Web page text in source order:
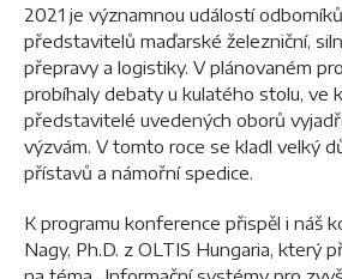
2021 je významnou událostí
představitelů maďarské železniční,
přepravy a logistiky. V plánovaném
probíhaly debaty u kulatého stolu, ve
představitelé uvedených oborů
výzvám. V tomto roce se kladl velký
přístavů a námořní spedice.
K programu konference přispěl i náš
Nagy, Ph.D. z OLTIS Hungaria, který